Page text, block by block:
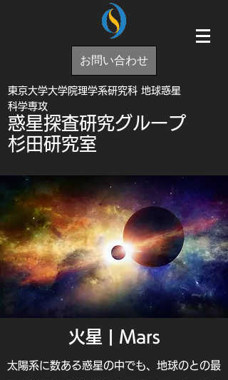
お問い合わせ
東京大学大学院理学系研究科 地球惑星
科学専攻
惑星探査研究グループ
杉田研究室
火星 | Mars
太陽系に数ある惑星の中でも、地球のとの最